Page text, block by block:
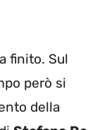
finito. Sul
però si
della